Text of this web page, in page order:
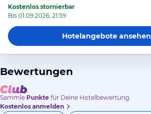
Kostenlos stornierbar
Bis 01.09.2026, 21:59
Hotelangeboteansehen
Bewertungen
Sammle Punkte für Deine Hotelbewertung.
Kostenlos anmelden